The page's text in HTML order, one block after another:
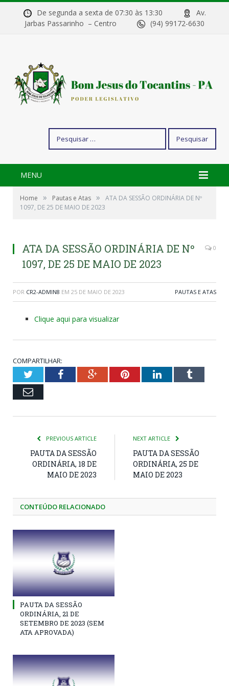
De segunda a sexta de 07:30 às 13:30
Av.
Jarbas Passarinho – Centro
(94) 99172-6630
por:
MENU
Home » Pautas e Atas »
ATA DA SESSÃO ORDINÁRIA DE Nº
1097, DE 25 DE MAIO DE 2023
ATA DA SESSÃO ORDINÁRIA DE Nº
1097, DE 25 DE MAIO DE 2023
0
POR CR2-ADMIN8 EM 25 DE MAIO DE 2023 PAUTAS E ATAS
Clique aqui para visualizar
COMPARTILHAR:
TwitterFacebookGoogle+PinterestLinkedInTumblr
Email
PREVIOUS ARTICLE
PAUTA DA SESSÃO
ORDINÁRIA, 18 DE
MAIO DE 2023
NEXT ARTICLE
PAUTA DA SESSÃO
ORDINÁRIA, 25 DE
MAIO DE 2023
CONTEÚDO RELACIONADO
PAUTA DA SESSÃO
ORDINÁRIA, 21 DE
SETEMBRO DE 2023 (SEM
ATA APROVADA)